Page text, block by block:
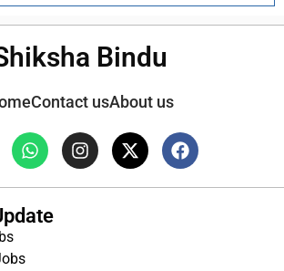
Bindu
Contact usAbout us